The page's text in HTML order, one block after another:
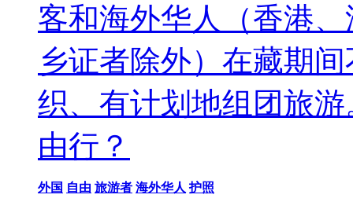
客和海外华人（香港
乡证者除外）在藏期
织、有计划地组团旅
由行？
外国 自由 旅游者 海外华人 护照